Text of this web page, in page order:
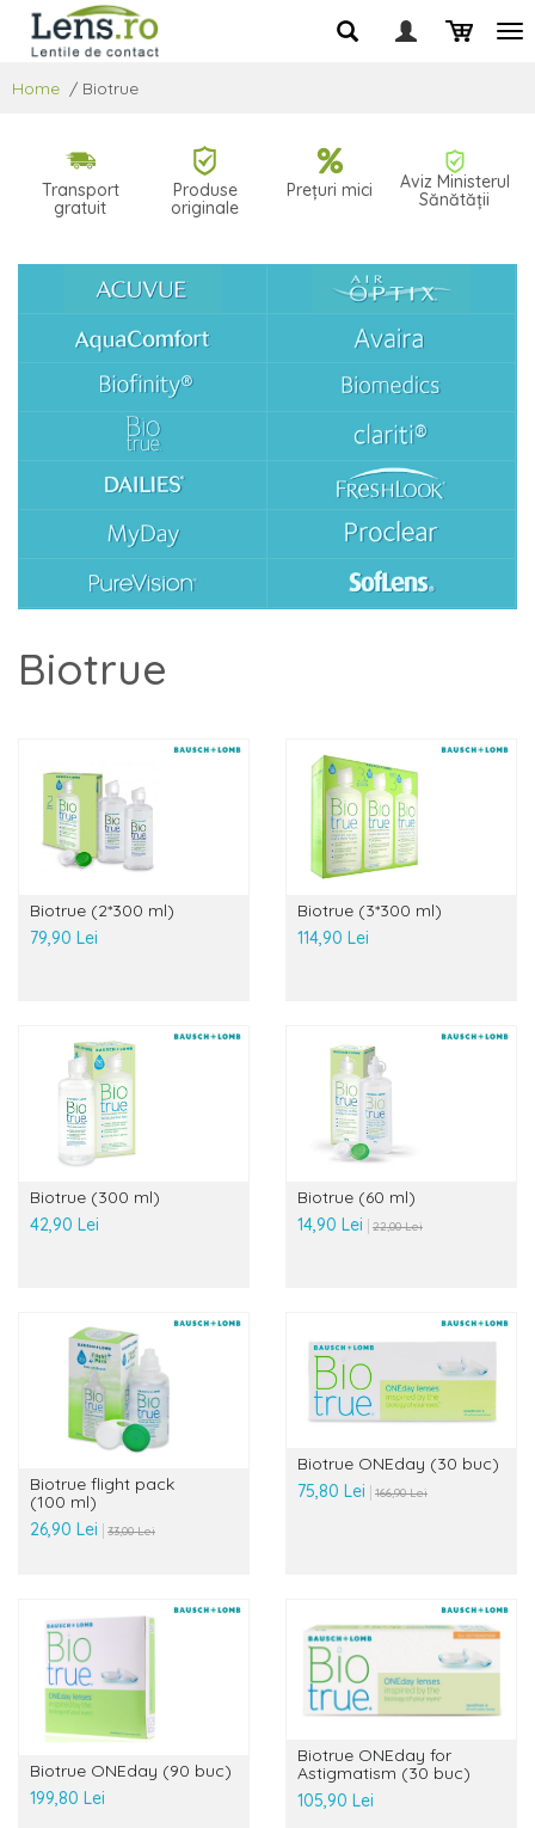
Home / Biotrue
Transport
gratuit
Produse
originale
Prețuri mici
Aviz Ministerul
Sănătății
Biotrue
Biotrue (2*300 ml)
79,90 Lei
Biotrue (3*300 ml)
114,90 Lei
Biotrue (300 ml)
42,90 Lei
Biotrue (60 ml)
14,90 Lei
22,00 Lei
Biotrue flight pack
(100 ml)
26,90 Lei
33,00 Lei
Biotrue ONEday (30 buc)
75,80 Lei
166,90 Lei
Biotrue ONEday (90 buc)
199,80 Lei
Biotrue ONEday for
Astigmatism (30 buc)
105,90 Lei